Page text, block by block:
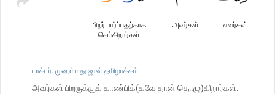
எவர்கள்
அவர்கள்
பிறர் பார்ப்பதற்காக
செய்கிறார்கள்
டாக்டர். முஹம்மது ஜான் தமிழாக்கம்
அவர்கள் பிறருக்குக் காண்பிக்(கவே தான் தொழு)கிறார்கள்.